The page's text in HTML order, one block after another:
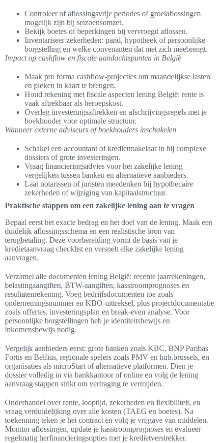
Controleer of aflossingsvrije periodes of groeiaflossingen
mogelijk zijn bij seizoensomzet.
Bekijk boetes of beperkingen bij vervroegd aflossen.
Inventariseer zekerheden: pand, hypotheek of persoonlijke
borgstelling en welke convenanten dat met zich meebrengt.
Impact op cashflow en fiscale aandachtspunten in België
Maak pro forma cashflow-projecties om maandelijkse lasten
en pieken in kaart te brengen.
Houd rekening met fiscale aspecten lening België: rente is
vaak aftrekbaar als beroepskost.
Overleg investeringsaftrekken en afschrijvingsregels met je
boekhouder voor optimale structuur.
Wanneer externe adviseurs of boekhouders inschakelen
Schakel een accountant of kredietmakelaar in bij complexe
dossiers of grote investeringen.
Vraag financieringsadvies voor het zakelijke lening
vergelijken tussen banken en alternatieve aanbieders.
Laat notarissen of juristen meedenken bij hypothecaire
zekerheden of wijziging van kapitaalstructuur.
Praktische stappen om een zakelijke lening aan te vragen
Bepaal eerst het exacte bedrag en het doel van de lening. Maak een
duidelijk aflossingsschema en een realistische bron van
terugbetaling. Deze voorbereiding vormt de basis van je
kredietaanvraag checklist en versnelt elke zakelijke lening
aanvragen.
Verzamel alle documenten lening België: recente jaarrekeningen,
belastingaangiften, BTW-aangiften, kasstroomprognoses en
resultatenrekening. Voeg bedrijfsdocumenten toe zoals
ondernemingsnummer en KBO-uittreksel, plus projectdocumentatie
zoals offertes, investeringsplan en break-even analyse. Voor
persoonlijke borgstellingen heb je identiteitsbewijs en
inkomensbewijs nodig.
Vergelijk aanbieders eerst: grote banken zoals KBC, BNP Paribas
Fortis en Belfius, regionale spelers zoals PMV en hub.brussels, en
organisaties als microStart of alternatieve platformen. Dien je
dossier volledig in via bankkantoor of online en volg de lening
aanvraag stappen strikt om vertraging te vermijden.
Onderhandel over rente, looptijd, zekerheden en flexibiliteit, en
vraag verduidelijking over alle kosten (TAEG en boetes). Na
toekenning teken je het contract en volg je vrijgave van middelen.
Monitor aflossingen, update je kasstroomprognoses en evalueer
regelmatig herfinancieringsopties met je kredietverstrekker.